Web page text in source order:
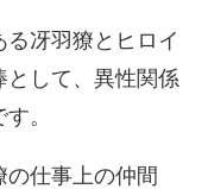
る冴羽獠とヒロイ
として、異性関係
。
の仕事上の仲間